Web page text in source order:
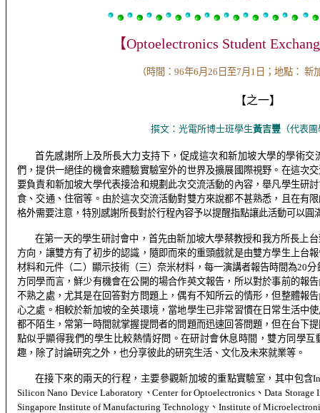
【Optoelectronics Student
（時間： 96年6月26日至7月1日；地點： 新
【之一】
撰文： 光電所博士班學生黃吉豐 （代表團
首先感謝所上及所長大力支持下，促成這次和新加坡大學的學術
們，提供一絕佳的機會來體驗實驗室外的世界及擴展國際視野。在這次
要負責和新加坡大學代表接洽和規劃此次交流活動的內容，舉凡學生研
食、交通、住宿等。由於這次交流活動對雙方來說都不甚熟悉，且在有
格外需要注意，特別感謝所長對於行程內容予以提醒指點讓此活動可以圓
在第一天的學生研討會中，首先由新加坡大學蔡教授和我方所長上
方向，讓雙方有了初步的認識，隨即而來的重頭戲就是由雙方學生上台
材料和元件（二）顯示技術（三）奈米材料，每一演講者報告時間為20分
方同學而言，鮮少有機會在公開的場合作英文報告，所以對於事前的報
不熟之處，尤其是在回答對方問題上，偶有不知所云的情形，但整體報
心之處。相較於新加坡的全英環境，當地學生已非常習慣在日常生活中
都不陌生，常第一時間就掌握提問者的問題而迅速回答問題，但在台下
點似乎顯得我們的學生比較熱情好問。在研討會休息時間，雙方同學
趣，除了討論研究之外，也分享彼此的研究生活、文化及未來就業等。
在接下來的兩天的行程，主要參觀新加坡的重點實驗室，其中包含
Silicon Nano Device Laboratory、Center for Optoelectronics、Data Storage
Singapore Institute of Manufacturing Technology 、 Institute of